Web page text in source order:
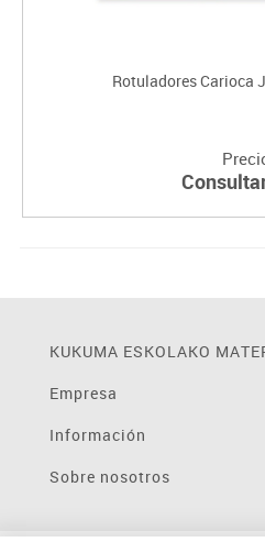
Rotuladores Carioca
KUKUMA ESKOLAKO
Empresa
Información
Sobre nosotros